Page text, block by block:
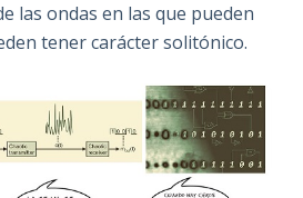
las ondas en las que pueden
tener carácter solitónico.